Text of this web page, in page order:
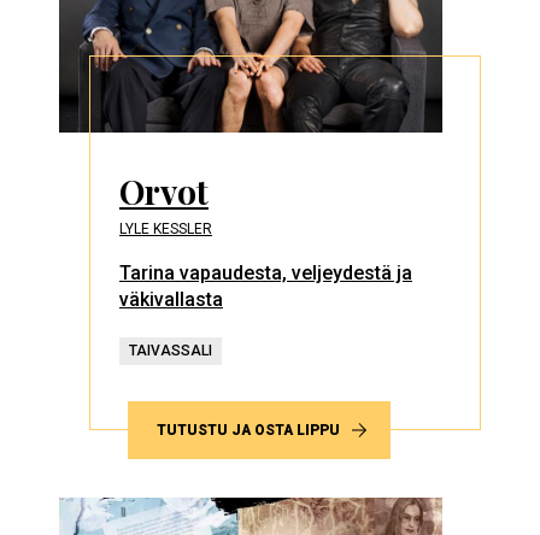
Orvot
LYLE KESSLER
Tarina vapaudesta, veljeydestä ja
väkivallasta
TAIVASSALI
TUTUSTU JA OSTA LIPPU